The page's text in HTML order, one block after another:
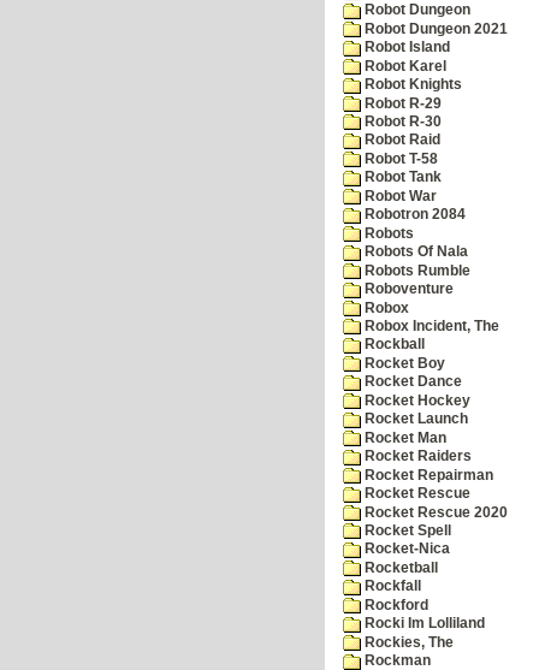
Robot Dungeon
Robot Dungeon 2021
Robot Island
Robot Karel
Robot Knights
Robot R-29
Robot R-30
Robot Raid
Robot T-58
Robot Tank
Robot War
Robotron 2084
Robots
Robots Of Nala
Robots Rumble
Roboventure
Robox
Robox Incident, The
Rockball
Rocket Boy
Rocket Dance
Rocket Hockey
Rocket Launch
Rocket Man
Rocket Raiders
Rocket Repairman
Rocket Rescue
Rocket Rescue 2020
Rocket Spell
Rocket-Nica
Rocketball
Rockfall
Rockford
Rocki Im Lolliland
Rockies, The
Rockman